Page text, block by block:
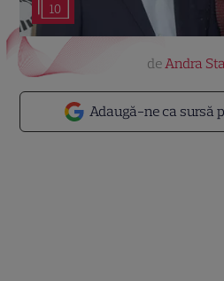
10
Adaugă-ne ca sursă
deAndra